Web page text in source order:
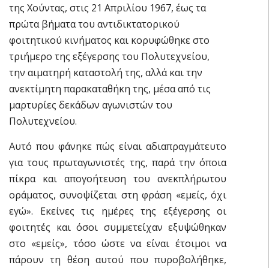
της Χούντας, στις 21 Απριλίου 1967, έως τα
πρώτα βήματα του αντιδικτατορικού
φοιτητικού κινήματος και κορυφώθηκε στο
τριήμερο της εξέγερσης του Πολυτεχνείου,
την αιματηρή καταστολή της, αλλά και την
ανεκτίμητη παρακαταθήκη της, μέσα από τις
μαρτυρίες δεκάδων αγωνιστών του
Πολυτεχνείου.
Αυτό που φάνηκε πώς είναι αδιαπραγμάτευτο
για τους πρωταγωνιστές της, παρά την όποια
πίκρα και απογοήτευση του ανεκπλήρωτου
οράματος, συνοψίζεται στη φράση «εμείς, όχι
εγώ». Εκείνες τις ημέρες της εξέγερσης οι
φοιτητές και όσοι συμμετείχαν εξυψώθηκαν
στο «εμείς», τόσο ώστε να είναι έτοιμοι να
πάρουν τη θέση αυτού που πυροβολήθηκε,